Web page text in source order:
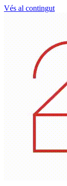
Vés al contingut